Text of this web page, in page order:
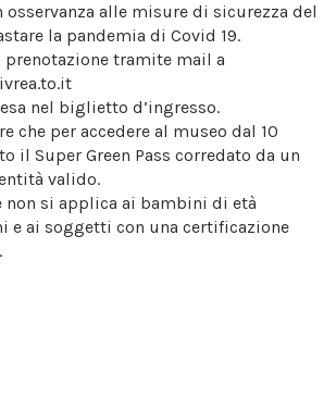
alle misure di sicurezza del
la pandemia di Covid 19.
prenotazione tramite mail a
nel biglietto d’ingresso.
che per accedere al museo dal 10
il Super Green Pass corredato da un
valido.
non si applica ai bambini di età
e ai soggetti con una certificazione